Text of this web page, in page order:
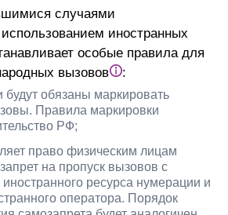
случаями
иностранных
особые правила для
вызовов
:
будут обязаны маркировать
Правила маркировки
РФ;
право физическим лицам
на пропуск вызовов с
ресурса нумерации и
оператора. Порядок